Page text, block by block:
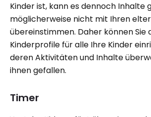
Kinder ist, kann es dennoch Inhalte
möglicherweise nicht mit Ihren
übereinstimmen. Daher können Sie
Kinderprofile für alle Ihre Kinder
deren Aktivitäten und Inhalte
ihnen gefallen.
Timer